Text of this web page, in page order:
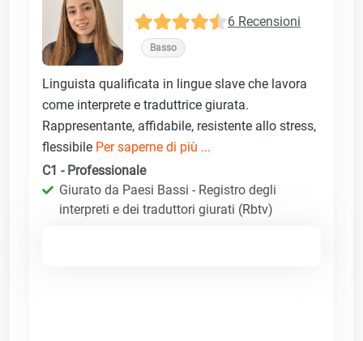
6 Recensioni
Basso
Linguista qualificata in lingue slave che lavora
come interprete e traduttrice giurata.
Rappresentante, affidabile, resistente allo stress,
flessibile Per saperne di più ...
C1 - Professionale
Giurato da Paesi Bassi - Registro degli
interpreti e dei traduttori giurati (Rbtv)